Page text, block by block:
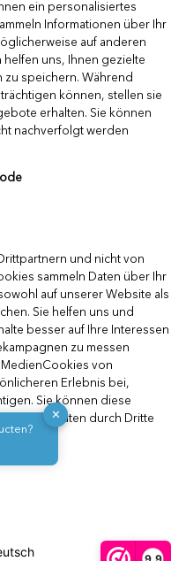
9,9
ein personalisiertes
Informationen über Ihr
auf anderen
helfen uns, Ihnen gezielte
zu speichern. Während
können, stellen sie
erhalten. Sie können
nachverfolgt werden
und nicht von
sammeln Daten über Ihr
auf unserer Website als
Sie helfen uns und
besser auf Ihre Interessen
zu messen
von
Erlebnis bei,
Sie können diese
von Daten durch Dritte
(UK)
✕